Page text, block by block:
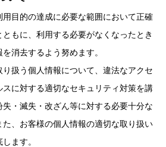
目的の達成に必要な範囲において正確
もに、利用する必要がなくなったとき
消去するよう努めます。
り扱う個人情報について、違法なアクセ
スに対する適切なセキュリティ対策を講
失・滅失・改ざん等に対する必要十分な
、お客様の個人情報の適切な取り扱い
ます。